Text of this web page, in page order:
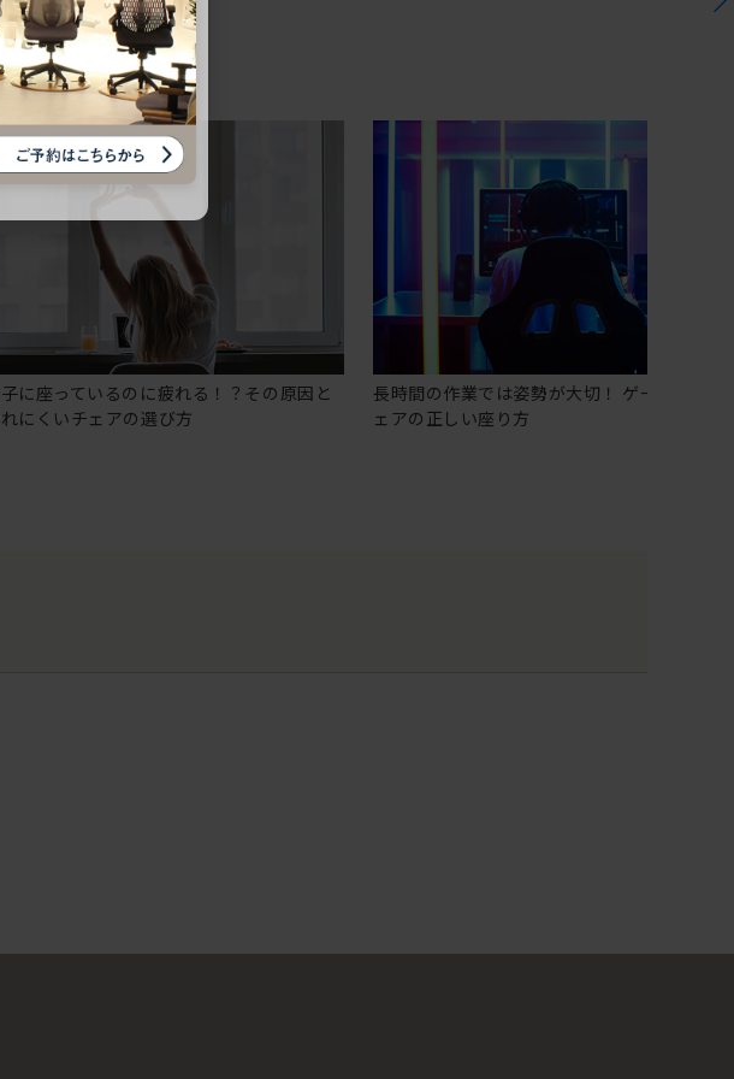
に座っているのに疲れる！？その原因と
にくいチェアの選び方
長時間の作業では姿勢が大切！ ゲーミングチ
ェアの正しい座り方